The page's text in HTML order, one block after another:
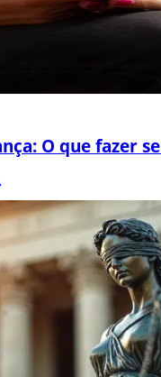
O que fazer